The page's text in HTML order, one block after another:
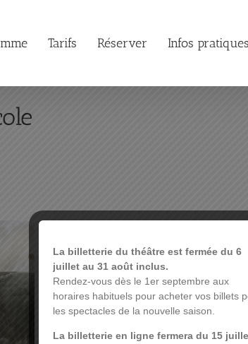
Tarifs Réserver Infos pratiques
Grace à l’instrumentarium étendu de
synthétiseurs, ukulélé, clarinette,
de Prévert, le surréalisme plein d’humour
et couleurs très contrastées.
Proposé par les
Dès 6 ans
La billetterie du théâtre est fermée du 6
juillet au 31 août inclus.
Rendez-vous dès le 1er septembre aux
horaires habituels pour acheter vos billets
les spectacles de la nouvelle saison.
La billetterie en ligne fermera du 15